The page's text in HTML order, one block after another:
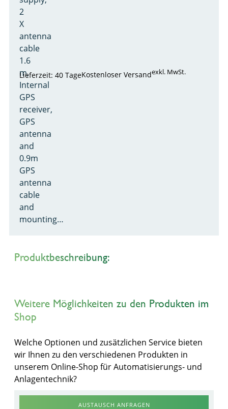
2
X
antenna
cable
1.6
m,
Internal
GPS
receiver,
GPS
antenna
and
0.9m
GPS
antenna
cable
and
mounting…
Lieferzeit: 40 TageKostenloser Versandexkl. MwSt.
Produktbeschreibung:
Weitere Möglichkeiten zu den Produkten im
Shop
Welche Optionen und zusätzlichen Service bieten
wir Ihnen zu den verschiedenen Produkten in
unserem Online-Shop für Automatisierungs- und
Anlagentechnik?
AUSTAUSCH ANFRAGEN